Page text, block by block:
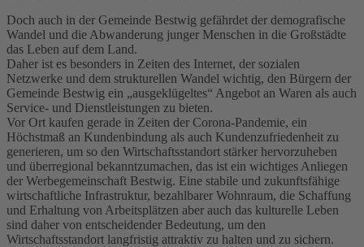
Doch auch in der Gemeinde Bestwig gefährdet der demografische
Wandel und die Abwanderung junger Menschen in die Großstädte
das Leben auf dem Land.
Daher ist es besonders in Zeiten des Internet, der sozialen
Netzwerke und dem strukturellen Wandel wichtig, den Bürgern der
Gemeinde Bestwig ein „ausgeklügeltes“ Angebot an Waren als auch
Service- und Dienstleistungen zu bieten.
Vor Ort kaufen gerade in Zeiten der Corona-Pandemie, ein
Höchstmaß an Kundenbindung als auch Kundenzufriedenheit zu
generieren, um so den Wirtschaftsstandort stärker hervorzuheben
und überregional bekanntzumachen, das ist ein wichtiges Anliegen
der Werbegemeinschaft Bestwig. Eine stabile und zukunftsfähige
wirtschaftliche Infrastruktur, bezahlbarer Wohnraum, die Schaffung
und Erhaltung von Arbeitsplätzen aber auch das kulturelle Leben
sind daher von entscheidender Bedeutung, um den
Wirtschaftsstandort langfristig attraktiv zu halten und zu sichern.